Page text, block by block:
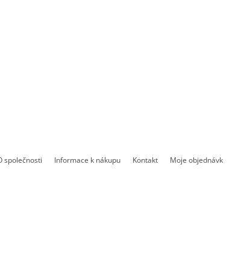
společnosti Informace k nákupu Kontakt Moje objednávka